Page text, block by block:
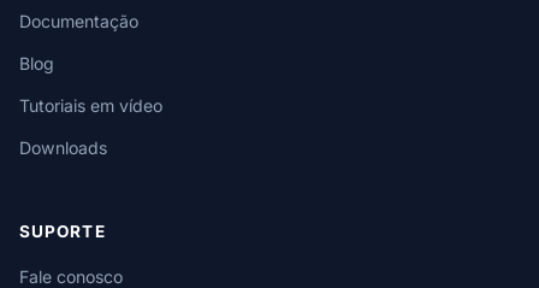
Documentação
Blog
Tutoriais em vídeo
Downloads
SUPORTE
Fale conosco